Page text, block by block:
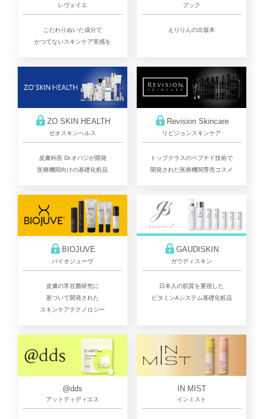
レヴェイエ
こだわりぬいた成分で
かつてないスキンケア実感を
ブック
えりりんの出版本
ZO SKIN HEALTH
ゼオスキンヘルス
皮膚科医 Dr.オバジが開発
医療機関向けの基礎化粧品
Revision Skincare
リビジョンスキンケア
トップクラスのペプチド技術で
開発された医療機関専売コスメ
BIOJUVE
バイオジューヴ
皮膚の常在菌研究に
基づいて開発された
スキンケアテクノロジー
GAUDISKIN
ガウディスキン
日本人の肌質を重視した
ビタミンAシステム基礎化粧品
@dds
アットディディエス
IN MIST
インミスト